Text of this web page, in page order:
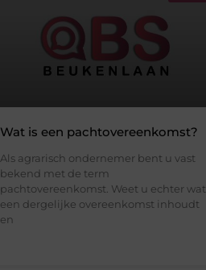
Wat is een pachtovereenkomst?
Als agrarisch ondernemer bent u vast
bekend met de term
pachtovereenkomst. Weet u echter wat
een dergelijke overeenkomst inhoudt
en